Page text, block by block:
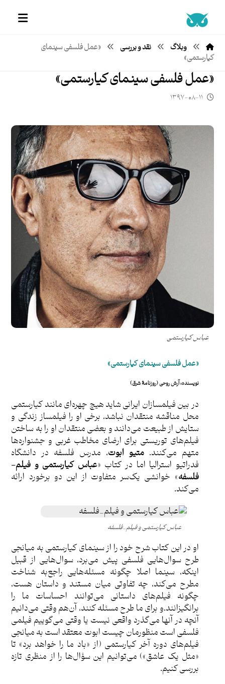
وبلاگ نقد و بررسی
«عمل فلسفی سینمای
کیارستمی»
«عمل فلسفی سینمای کیارستمی»
۱۳۹۷-۰۸-۱۱
عباس کیارستمی
«عمل فلسفی سینمای کیارستمی»
نويسنده: آرش روحی (روزنامۀ شرق)
در بین فیلمسازان ایرانی شاید هیچ چهره‌ای مانند کیارستمی
محل مناقشه منتقدان نباشد، برخی او را فیلمساز زندگی و
ستایش از طبیعت می‌دانند و بعضی منتقدان او را به ساختن
فیلم‌های توریستی برای ارضای مخاطب غربی و جشنواره‌ها
متهم می‌کنند.متیو ابوت، مدرس فلسفه در دانشگاه
فدراتیو استرالیا اما در کتاب «عباس کیارستمی و فیلم-
فلسفه» خوانشی یک‌سر متفاوت از این دو برخورد ارائه
می‌کند.
عباس کیارستمی و فیلم_فلسفه
او در این کتاب شرح خود را از سینمای کیارستمی به میانجی
طرح سوال‌هایی فلسفی پیش می‌برد، سوال‌هایی از قبیل
اینکه، سینما اصلا چگونه مسئله‌هایی راجع‌به شناخت
مطرح می‌کند، چه تفاوتی میان مستند و داستان هست،
چگونه فیلم‌های داستانی می‌توانند احساسات ما را
برانگیزانند.و برای ما طرح مسئله کنند، آن‌هم وقتی می‌دانیم
آنچه در آنها می‌گذرد واقعی نیست یا وقتی می‌گوییم فیلمی
فلسفی است منظورمان چیست ابوت معتقد است به میانجی
فیلم‌های دوره آخر کیارستمی (از «باد ما را خواهد برد» تا
«مثل یک عاشق») می‌توانیم این سؤال‌ها را از منظری تازه
بررسی کنیم.